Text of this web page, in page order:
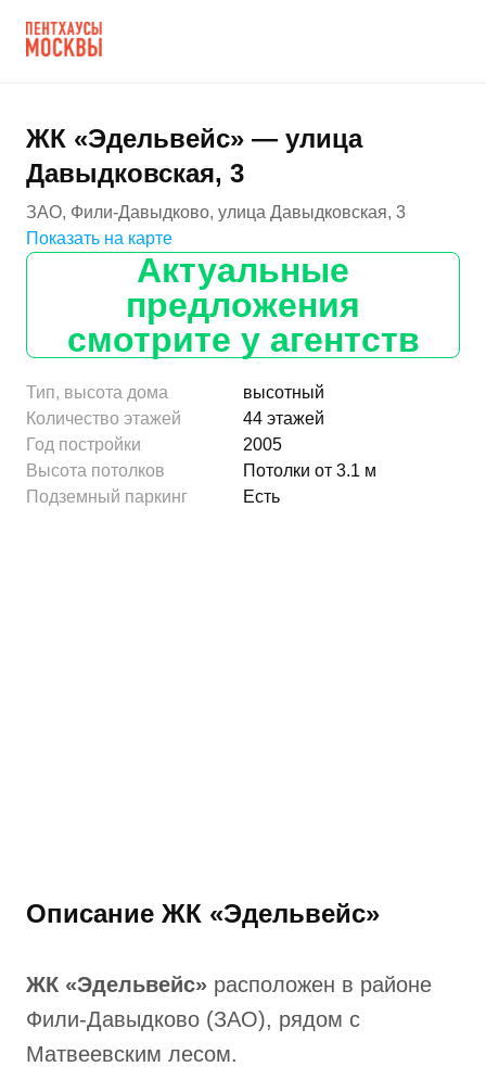
ЖК «Эдельвейс» — улица
Давыдковская, 3
ЗАО, Фили-Давыдково, улица Давыдковская, 3
Показать на карте
Актуальные
предложения
смотрите у агентств
Тип, высота дома
высотный
Количество этажей
44 этажей
Год постройки
2005
Высота потолков
Потолки от 3.1 м
Подземный паркинг
Есть
Описание ЖК «Эдельвейс»
ЖК «Эдельвейс» расположен в районе
Фили-Давыдково (ЗАО), рядом с
Матвеевским лесом.